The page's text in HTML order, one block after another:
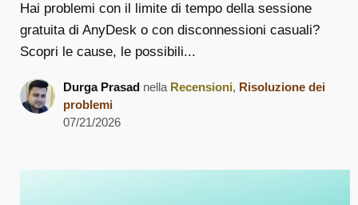
Hai problemi con il limite di tempo della sessione
gratuita di AnyDesk o con disconnessioni casuali?
Scopri le cause, le possibili...
Durga Prasad nella Recensioni, Risoluzione dei
problemi
07/21/2026